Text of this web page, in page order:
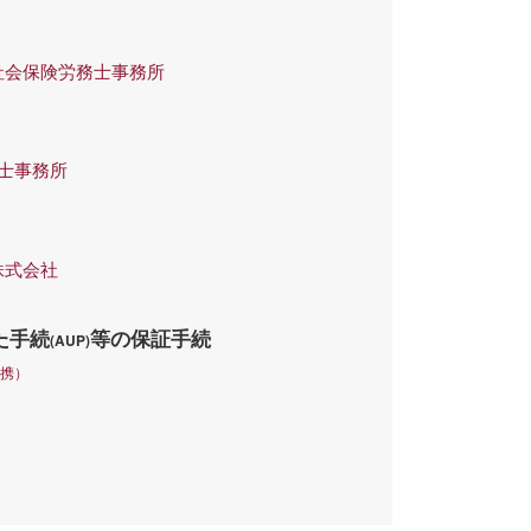
保険労務士事務所
事務所
式会社
手続(AUP)等の保証手続
）